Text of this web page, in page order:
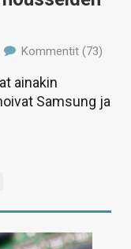
Kommentit (73)
ainakin
Samsung ja